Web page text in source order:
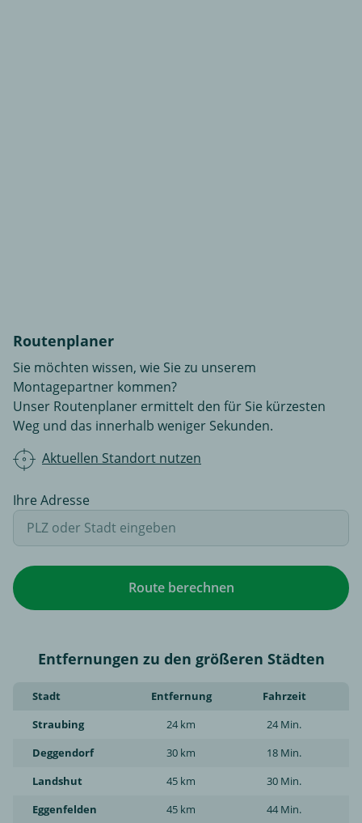
Routenplaner
Sie möchten wissen, wie Sie zu unserem
Montagepartner kommen?
Unser Routenplaner ermittelt den für Sie kürzesten
Weg und das innerhalb weniger Sekunden.
Aktuellen Standort nutzen
Ihre Adresse
Route berechnen
Entfernungen zu den größeren Städten
Stadt Entfernung
Fahrzeit
Straubing
24 km
24 Min.
Deggendorf
30 km
18 Min.
Landshut
45 km
30 Min.
Eggenfelden
45 km 44 Min.